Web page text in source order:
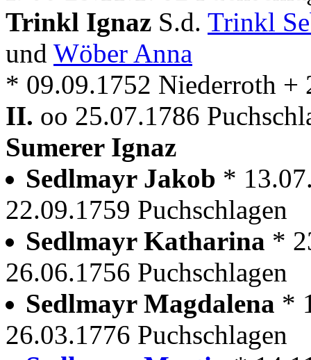
Trinkl Ignaz S.d. Trinkl
und Wöber Anna
* 09.09.1752 Niederroth +
II. oo 25.07.1786
Sumerer Ignaz
Sedlmayr Jakob *
22.09.1759 Puchschlagen
Sedlmayr Katharina *
26.06.1756 Puchschlagen
Sedlmayr Magdalena *
26.03.1776 Puchschlagen